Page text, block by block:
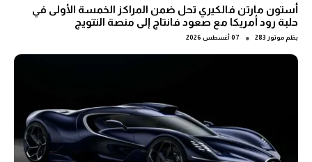
أستون مارتن فالكيري تحل ضمن المراكز الخمسة الأولى في
حلبة رود أمريكا مع صعود فانتاج إلى منصة التتويج
بقلم موتور 283 ● 07 أغسطس 2026